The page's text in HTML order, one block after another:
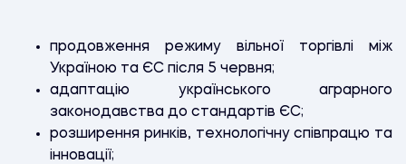
продовження режиму вільної торгівлі між
Україною та ЄС після 5 червня;
адаптацію українського аграрного
законодавства до стандартів ЄС;
розширення ринків, технологічну співпрацю та
інновації;